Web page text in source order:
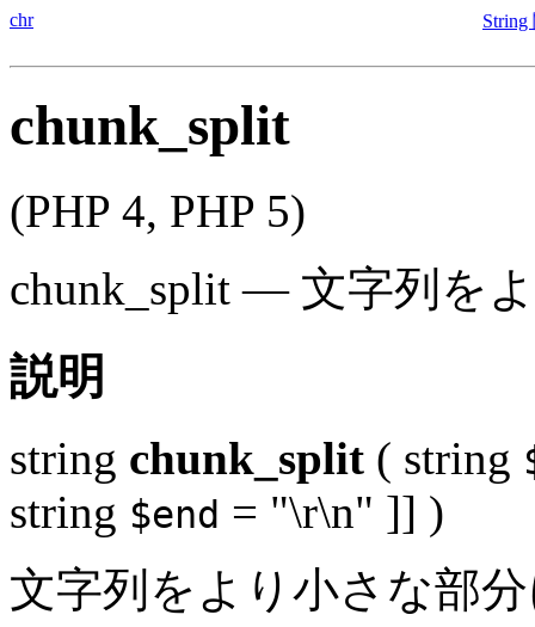
chr String
chunk_split
(PHP 4, PHP 5)
chunk_split — 文字列を
説明
string chunk_split ( string
string $end = "\r\n" ]] )
文字列をより小さな部